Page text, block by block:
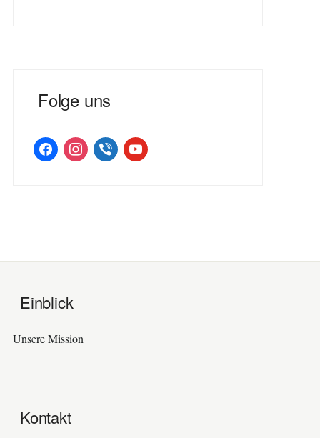
Folge uns
facebookinstagramviber youtube
Einblick
Unsere Mission
Kontakt